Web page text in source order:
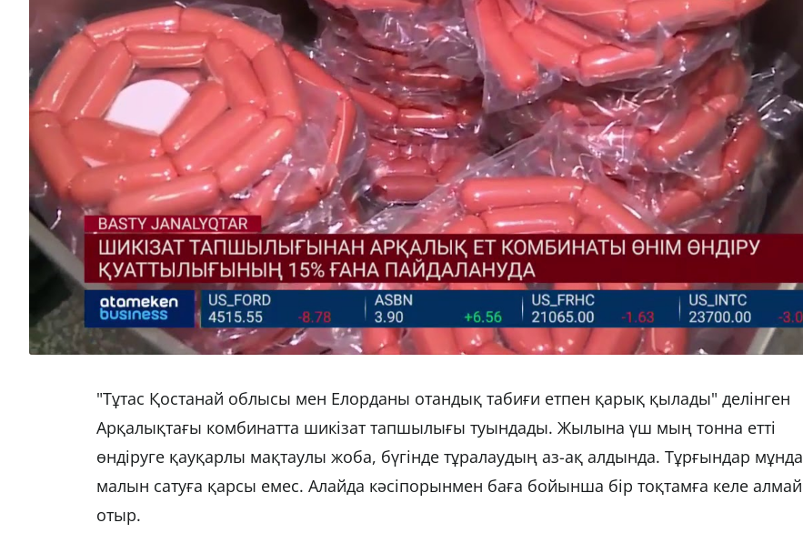
"Тұтас Қостанай облысы мен Елорданы отандық табиғи етпен қарық қылады" делінген
Арқалықтағы комбинатта шикізат тапшылығы туындады. Жылына үш мың тонна етті
өндіруге қауқарлы мақтаулы жоба, бүгінде тұралаудың аз-ақ алдында. Тұрғындар мұнда
малын сатуға қарсы емес. Алайда кәсіпорынмен баға бойынша бір тоқтамға келе алмай
отыр.